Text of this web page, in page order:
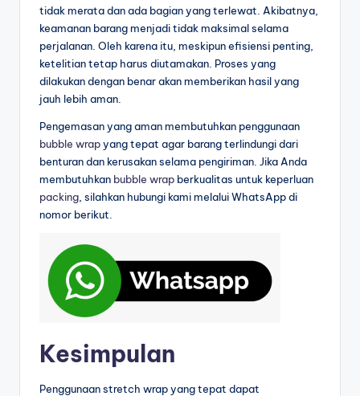
tidak merata dan ada bagian yang terlewat. Akibatnya,
keamanan barang menjadi tidak maksimal selama
perjalanan. Oleh karena itu, meskipun efisiensi penting,
ketelitian tetap harus diutamakan. Proses yang
dilakukan dengan benar akan memberikan hasil yang
jauh lebih aman.
Pengemasan yang aman membutuhkan penggunaan
bubble wrapyang tepat agar barang terlindungi dari
benturan dan kerusakan selama pengiriman. Jika Anda
membutuhkan bubble wrap berkualitas untuk keperluan
packing , silahkan hubungi kami melalui WhatsApp di
nomor berikut.
Kesimpulan
Penggunaan stretch wrap yang tepat dapat